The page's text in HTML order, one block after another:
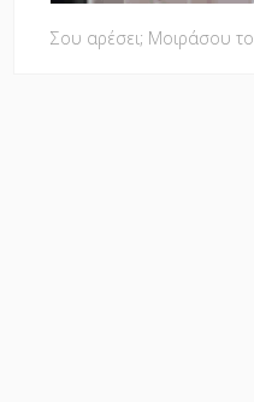
Σου αρέσει; Μοιράσου